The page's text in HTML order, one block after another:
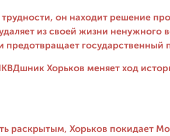
трудности, он находит решение
из своей жизни ненужного
предотвращает государственный
Хорьков меняет ход
раскрытым, Хорьков покидает